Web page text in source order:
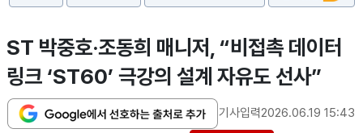
ST 박중호·조동희 매니저, “비접촉 데이터
링크 ‘ST60’ 극강의 설계 자유도 선사”
기사입력2026.06.19 15:43